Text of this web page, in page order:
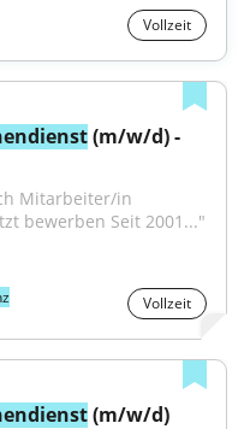
Vollzeit
(m/w/d) -
bewerben Seit 2001..."
Vollzeit
(m/w/d)